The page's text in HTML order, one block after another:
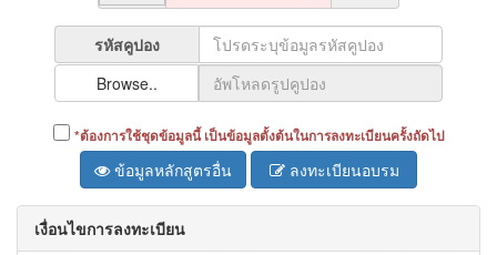
รหัสคูปอง
Browse..
ต้องการใช้ชุดข้อมูลนี้ เป็นข้อมูลตั้งต้นในการลงทะเบียนครั้งถัดไป
ข้อมูลหลักสูตรอื่น ลงทะเบียนอบรม
เงื่อนไขการลงทะเบียน